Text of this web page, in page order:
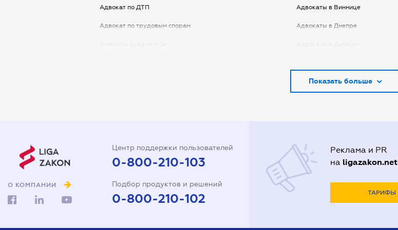
Адвокат по ДТП
Адвокат по трудовым спорам
представление интересов в
суде
Адвокаты в Виннице
Адвокаты в Днепре
Адвокаты в Киеве
Адвокаты в Полтаве
Адвокаты в Харькове
Показать больше
О КОМПАНИИ
Центр поддержки пользователей
0-800-210-103
Подбор продуктов и решений
0-800-210-102
Реклама и PR
на ligazakon.net
ТАРИФЫ